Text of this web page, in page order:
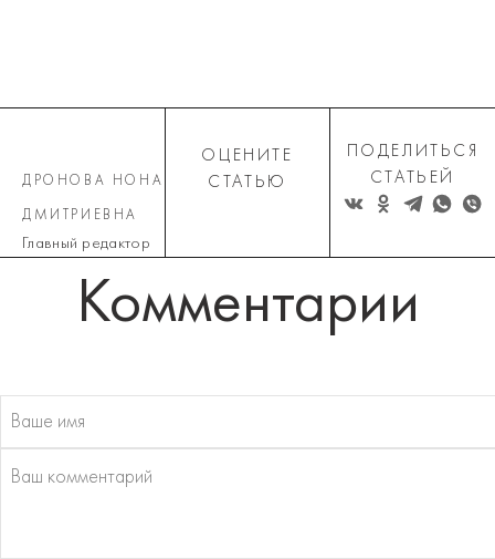
ДРОНОВА НОНА
ДМИТРИЕВНА
Главный редактор
ОЦЕНИТЕ
СТАТЬЮ
ПОДЕЛИТЬСЯ
СТАТЬЕЙ
Комментарии